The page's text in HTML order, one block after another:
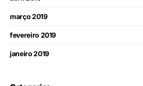
março 2019
fevereiro 2019
janeiro 2019